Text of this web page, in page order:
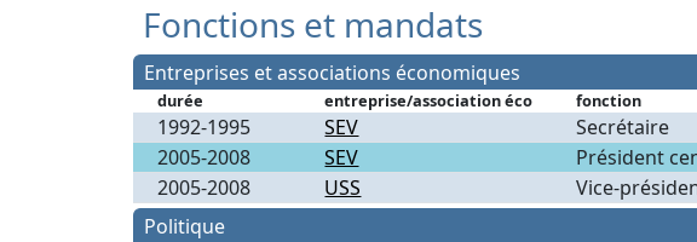
Fonctions et mandats
Entreprises et associations économiques
durée entreprise/association éco fonction
1992-1995 SEV Secrétaire
2005-2008 SEV Président
2005-2008 USS Vice-
Politique